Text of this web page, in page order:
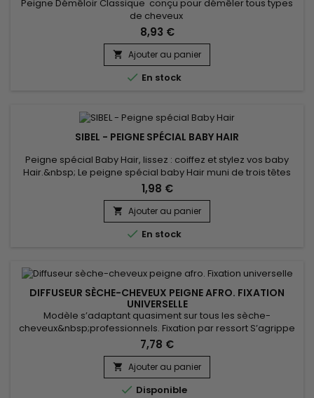
Peigne Démêloir Classique conçu pour démêler tous types
de cheveux
8,93 €
 Ajouter au panier
 En stock
SIBEL - PEIGNE SPÉCIAL BABY HAIR
Peigne spécial Baby Hair, lissez : coiffez et stylez vos baby
Hair.&nbsp; Le peigne spécial baby Hair muni de trois têtes
différentes vous aide à coiffer les petits cheveux rebelles
comme vous le souhaitez et avec facilité.
1,98 €
 Ajouter au panier
 En stock
DIFFUSEUR SÈCHE-CHEVEUX PEIGNE AFRO. FIXATION
UNIVERSELLE
Modèle s’adaptant quasiment sur tous les sèche-
cheveux&nbsp;professionnels. Fixation par ressort S’agrippe
aussi sur les modèles coniques grâce à des freins en
caoutchouc. Le diamètre maximum de votre sèche-cheveux
doit être de 50mm Livré avec embout supplémentaire d'un
diamètre de 47 mm
7,78 €
 Ajouter au panier
 Disponible